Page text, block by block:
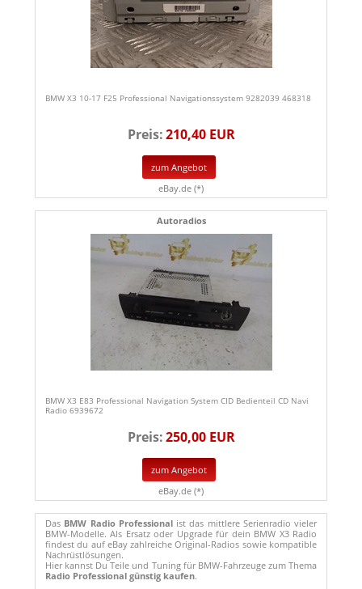
BMW X3 10-17 F25 Professional Navigationssystem 9282039 468318
Preis:210,40 EUR
zum Angebot
eBay.de (*)
Autoradios
BMW X3 E83 Professional Navigation System CID Bedienteil CD Navi
Radio 6939672
Preis:250,00 EUR
zum Angebot
eBay.de (*)
Das BMW Radio Professionalist das mittlere Serienradio vieler
BMW-Modelle. Als Ersatz oder Upgrade für dein BMW X3 Radio
findest du auf eBay zahlreiche Original-Radios sowie kompatible
Nachrüstlösungen.
Hier kannst Du Teile und Tuning für BMW-Fahrzeuge zum Thema
Radio Professional günstig kaufen.